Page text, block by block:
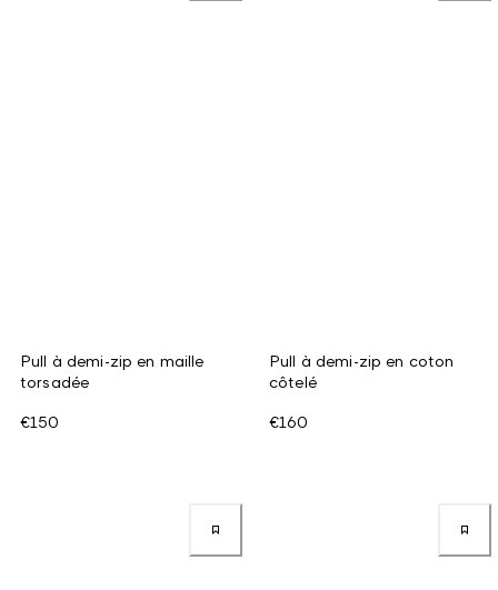
Pull à demi-zip en maille
torsadée
€150
Pull à demi-zip en coton
côtelé
€160